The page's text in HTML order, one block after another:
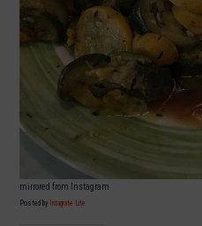
mirrored from Instagram
Posted by Intagrate Lite